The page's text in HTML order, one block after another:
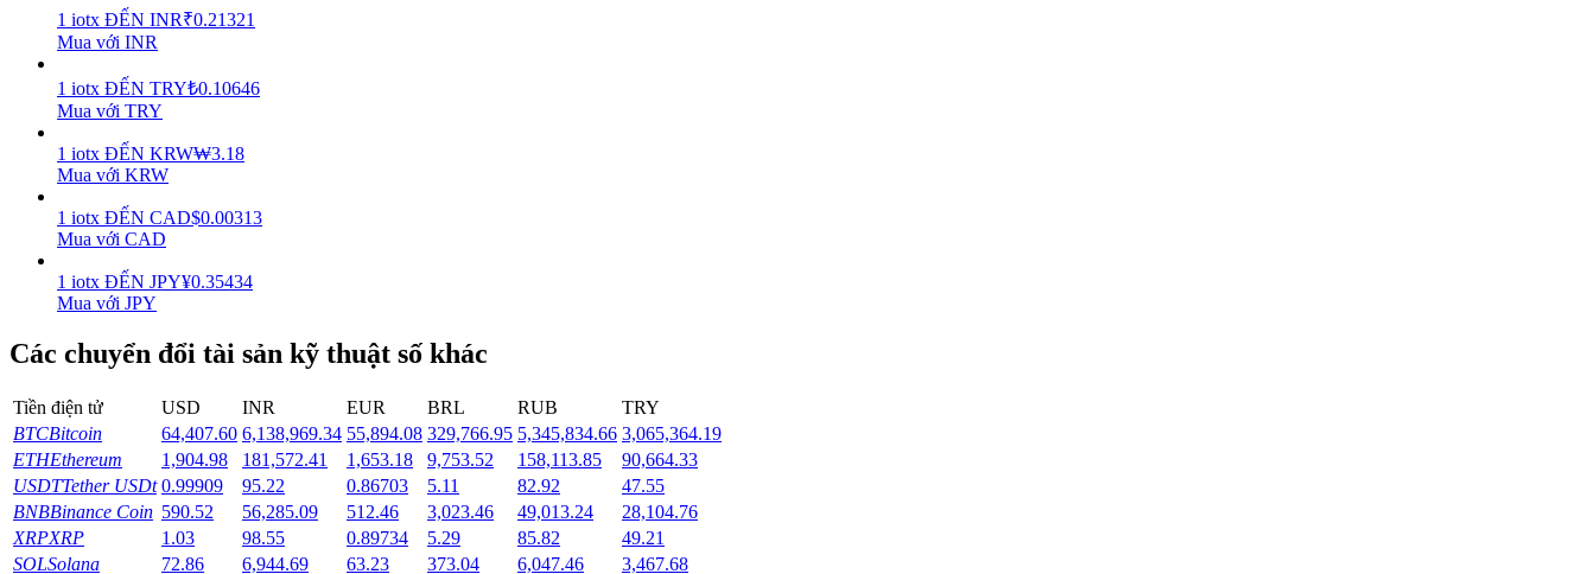
Làm cho tài sản của bạn tăng giá trị đều đặn
1 iotx ĐẾN INR₹0.21321
Mua với INR
1 iotx ĐẾN TRY₺0.10646
Mua với TRY
1 iotx ĐẾN KRW₩3.18
Mua với KRW
1 iotx ĐẾN CAD$0.00313
Mua với CAD
1 iotx ĐẾN JPY¥0.35434
Mua với JPY
Các chuyển đổi tài sản kỹ thuật số khác
Tiền điện tử USD INR EUR BRL RUB
TRY
BTCBitcoin 64,407.60 6,138,969.34 55,894.08 329,766.95 5,345,834.66 3,065,364.19
ETHEthereum 1,904.98 181,572.41 1,653.18 9,753.52 158,113.85
90,664.33
USDTTether USDt 0.99909 95.22 0.86703 5.11 82.92
47.55
BNBBinance Coin 590.52 56,285.09 512.46 3,023.46 49,013.24
28,104.76
XRPXRP 1.03 98.55 0.89734 5.29 85.82
49.21
SOLSolana 72.86 6,944.69 63.23 373.04 6,047.46
3,467.68